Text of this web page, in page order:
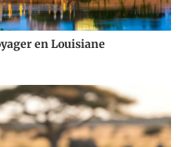
en Louisiane